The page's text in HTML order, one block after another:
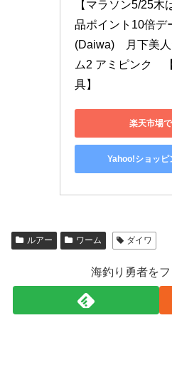
【マラソン5/25木
品ポイント10倍デ
(Daiwa)　月下美
ム2 アミピンク　
具】
楽天市場
Yahoo!ショッピ
ルアー ワーム ダイワ
海釣り勇者を